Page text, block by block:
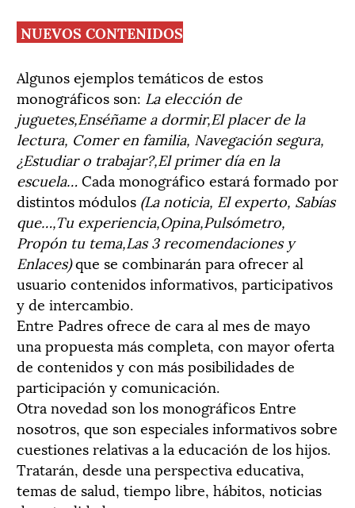
NUEVOS CONTENIDOS
Algunos ejemplos temáticos de estos
monográficos son: La elección de
juguetes,Enséñame a dormir,El placer de la
lectura, Comer en familia, Navegación segura,
¿Estudiar o trabajar?,El primer día en la
escuela…Cada monográfico estará formado por
distintos módulos (La noticia, El experto, Sabías
que…,Tu experiencia,Opina,Pulsómetro,
Propón tu tema,Las 3 recomendaciones y
Enlaces)que se combinarán para ofrecer al
usuario contenidos informativos, participativos
y de intercambio.
Entre Padres ofrece de cara al mes de mayo
una propuesta más completa, con mayor oferta
de contenidos y con más posibilidades de
participación y comunicación.
Otra novedad son los monográficos Entre
nosotros, que son especiales informativos sobre
cuestiones relativas a la educación de los hijos.
Tratarán, desde una perspectiva educativa,
temas de salud, tiempo libre, hábitos, noticias